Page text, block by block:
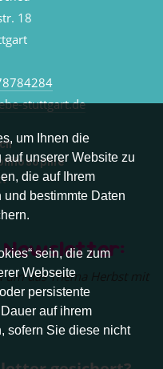
um Ihnen die
unserer Website zu
die auf Ihrem
bestimmte Daten
sein, die zum
Webseite
persistente
auf ihrem
sofern Sie diese nicht
18
stuttgart.de
Newsletter:
das Thema Herbst mit